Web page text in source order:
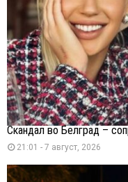
Скандал во Белград –
21:01 - 7 август, 2026